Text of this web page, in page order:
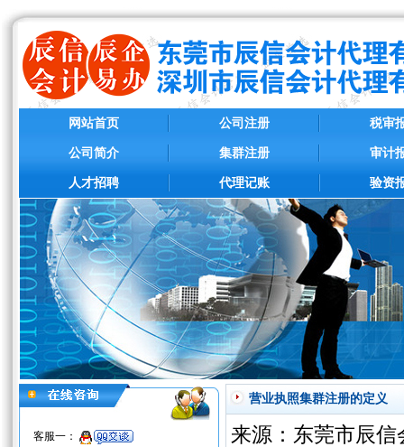
网站首页
公司简介
人才招聘
公司注册
集群注册
代理记账
税审
审计
验资
客服一：
营业执照集群注册的定义
来源：东莞市辰